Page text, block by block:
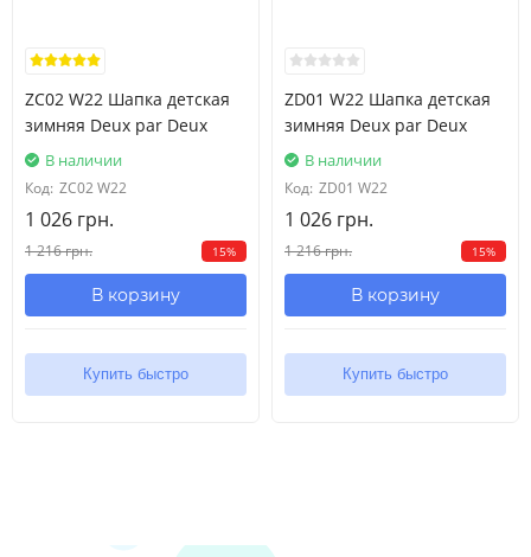
ZC02 W22 Шапка детская
зимняя Deux par Deux
В наличии
Код: ZC02 W22
1 026 грн.
1 216 грн. 15%
В корзину
Купить быстро
ZD01 W22 Шапка детская
зимняя Deux par Deux
В наличии
Код: ZD01 W22
1 026 грн.
1 216 грн. 15%
В корзину
Купить быстро